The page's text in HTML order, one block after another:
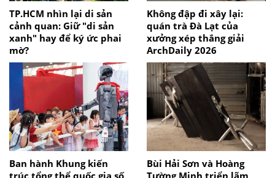
TP.HCM nhìn lại di sản
cảnh quan: Giữ "di sản
xanh" hay để ký ức phai
mờ?
Không đập đi xây lại:
quán trà Đà Lạt của
xưởng xép thắng giải
ArchDaily 2026
Ban hành Khung kiến
Bùi Hải Sơn và Hoàng